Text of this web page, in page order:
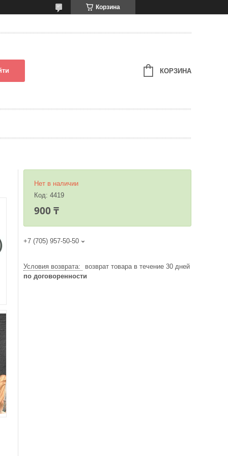
Корзина
КОРЗИНА
Нет в наличии
Код: 4419
900 ₸
+7 (705) 957-50-50
возврат товара в течение 30 дней
по договоренности